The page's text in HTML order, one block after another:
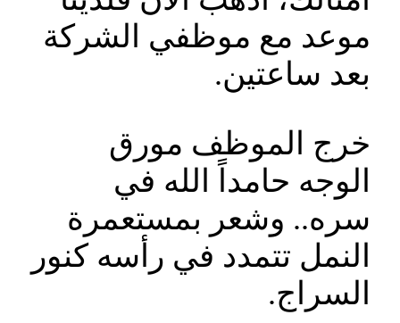
موعد مع موظفي الشركة
بعد ساعتين.
خرج الموظف مورق
الوجه حامداً الله في
سره.. وشعر بمستعمرة
النمل تتمدد في رأسه كنور
السراج.